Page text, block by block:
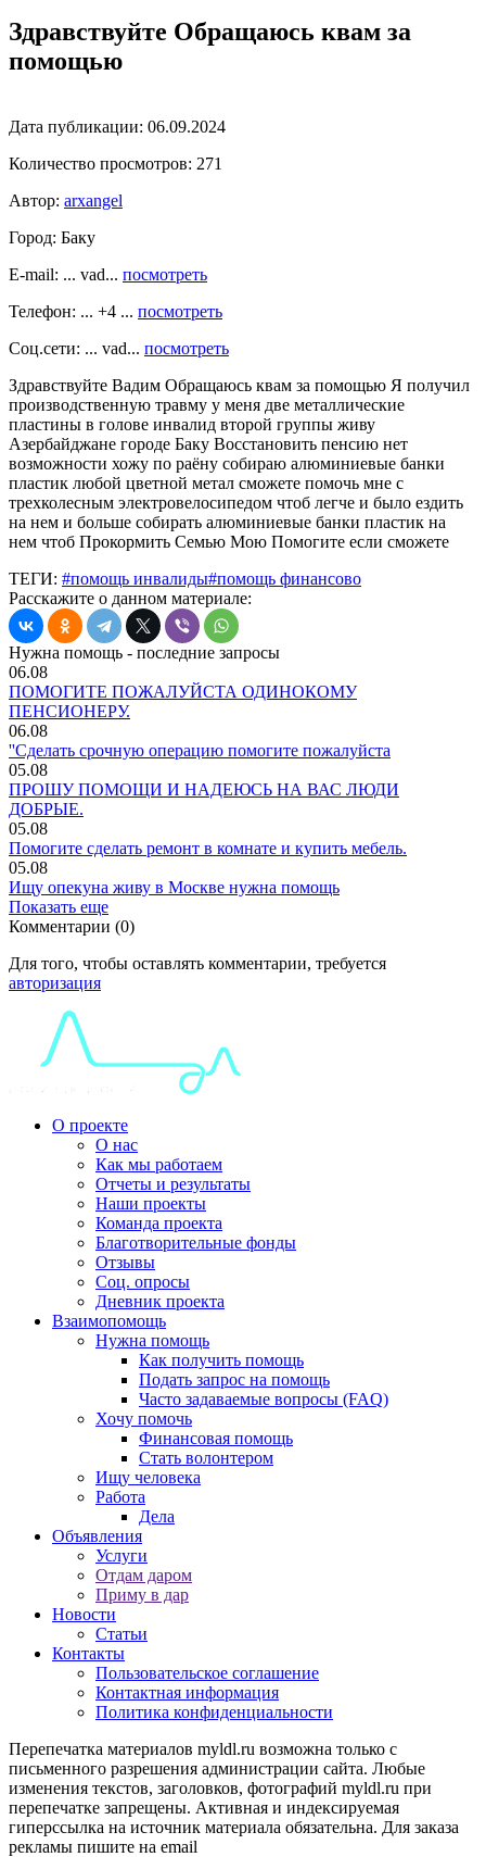
Здравствуйте Обращаюсь квам за
помощью
Дата публикации: 06.09.2024
Количество просмотров: 271
Автор: arxangel
Город: Баку
E-mail: ... vad... посмотреть
Телефон: ... +4 ... посмотреть
Соц.сети: ... vad... посмотреть
Здравствуйте Вадим Обращаюсь квам за помощью Я получил
производственную травму у меня две металлические
пластины в голове инвалид второй группы живу
Азербайджане городе Баку Восстановить пенсию нет
возможности хожу по раёну собираю алюминиевые банки
пластик любой цветной метал сможете помочь мне с
трехколесным электровелосипедом чтоб легче и было ездить
на нем и больше собирать алюминиевые банки пластик на
нем чтоб Прокормить Семью Мою Помогите если сможете
ТЕГИ: #помощь инвалиды#помощь финансово
Расскажите о данном материале:
Нужна помощь - последние запросы
06.08
ПОМОГИТЕ ПОЖАЛУЙСТА ОДИНОКОМУ
ПЕНСИОНЕРУ.
06.08
''Сделать срочную операцию помогите пожалуйста
05.08
ПРОШУ ПОМОЩИ И НАДЕЮСЬ НА ВАС ЛЮДИ
ДОБРЫЕ.
05.08
Помогите сделать ремонт в комнате и купить мебель.
05.08
Ищу опекуна живу в Москве нужна помощь
Показать еще
Комментарии (0)
Для того, чтобы оставлять комментарии, требуется
авторизация
О проекте
О нас
Как мы работаем
Отчеты и результаты
Наши проекты
Команда проекта
Благотворительные фонды
Отзывы
Соц. опросы
Дневник проекта
Взаимопомощь
Нужна помощь
Как получить помощь
Подать запрос на помощь
Часто задаваемые вопросы (FAQ)
Хочу помочь
Финансовая помощь
Стать волонтером
Ищу человека
Работа
Дела
Объявления
Услуги
Отдам даром
Приму в дар
Новости
Статьи
Контакты
Пользовательское соглашение
Контактная информация
Политика конфиденциальности
Перепечатка материалов myldl.ru возможна только с
письменного разрешения администрации сайта. Любые
изменения текстов, заголовков, фотографий myldl.ru при
перепечатке запрещены. Активная и индексируемая
гиперссылка на источник материала обязательна. Для заказа
рекламы пишите на еmail